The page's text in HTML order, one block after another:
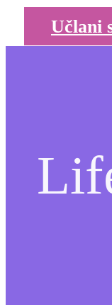
Učlani